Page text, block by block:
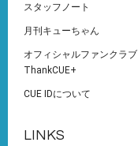
スタッフノート
月刊キューちゃん
オフィシャルファンクラブ
ThankCUE+
CUE IDについて
LINKS